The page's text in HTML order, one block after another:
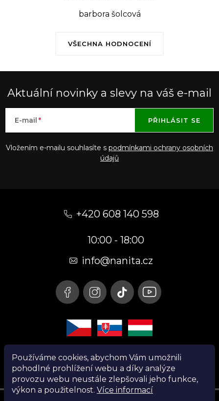
Používáme cookies, abychom Vám umožnili
pohodlné prohlížení webu a díky analýze
provozu webu neustále zlepšovali jeho funkce,
výkon a použitelnost. Více informací
VŠECHNA HODNOCENÍ
barbora šolcová
Aktuální novinky a slevy na váš e-mail
E-mail
Vložením e-mailu souhlasíte s podmínkami ochrany osobních
údajů
PŘIHLÁSIT SE
+420 608 140 598
10:00 - 18:00
info@nanita.cz